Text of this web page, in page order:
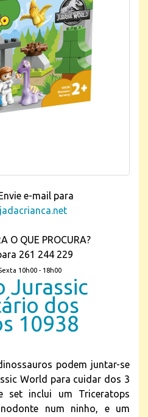
e-mail para
O QUE PROCURA?
261 244 229
10h00 - 18h00
Jurassic
dos
10938
podem juntar-se
World para cuidar dos 3
set inclui um Triceratops
num ninho, e um